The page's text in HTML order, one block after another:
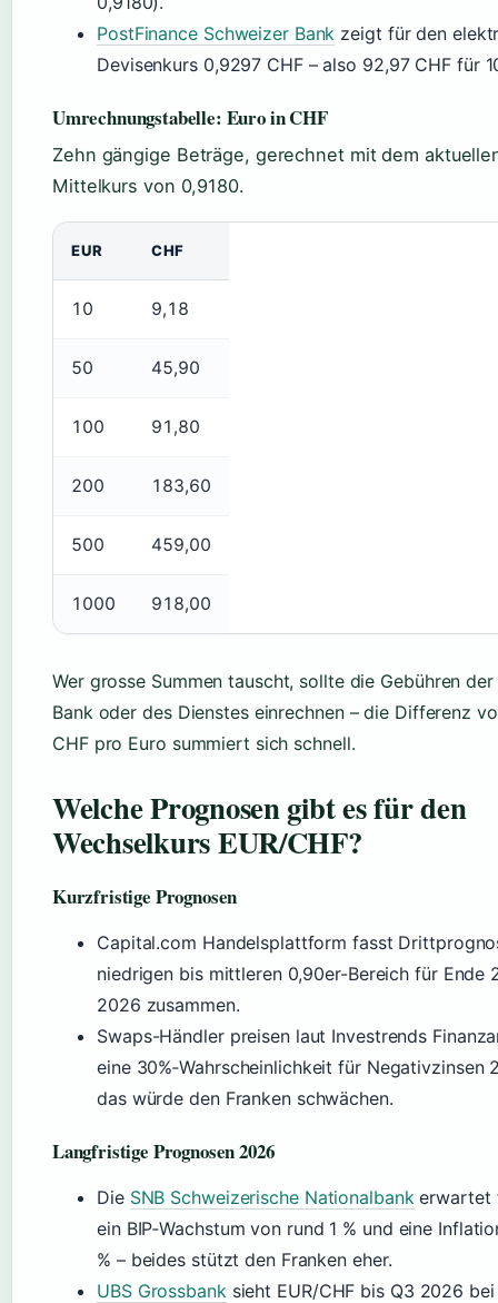
PostFinance Schweizer Bank zeigt für den
Devisenkurs 0,9297 CHF – also 92,97 CHF für
Umrechnungstabelle: Euro in CHF
Zehn gängige Beträge, gerechnet mit dem
Mittelkurs von 0,9180.
EUR CHF
10 9,18
50 45,90
100 91,80
200 183,60
500 459,00
1000 918,00
Wer grosse Summen tauscht, sollte die Gebühren
Bank oder des Dienstes einrechnen – die Differenz
CHF pro Euro summiert sich schnell.
Welche Prognosen gibt es für den
Wechselkurs EUR/CHF?
Kurzfristige Prognosen
Capital.com Handelsplattform fasst
niedrigen bis mittleren 0,90er-Bereich für Ende
2026 zusammen.
Swaps-Händler preisen laut Investrends
eine 30%‑Wahrscheinlichkeit für Negativzinsen
das würde den Franken schwächen.
Langfristige Prognosen 2026
Die SNB Schweizerische Nationalbankerwartet
ein BIP‑Wachstum von rund 1 % und eine
% – beides stützt den Franken eher.
UBS Grossbanksieht EUR/CHF bis Q3 2026